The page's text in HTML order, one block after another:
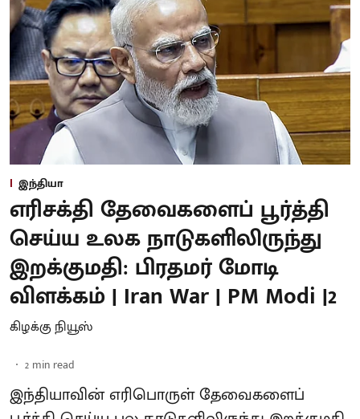
இந்தியா
எரிசக்தி தேவைகளைப் பூர்த்தி
செய்ய உலக நாடுகளிலிருந்து
இறக்குமதி: பிரதமர் மோடி
விளக்கம் | Iran War | PM Modi |2
கிழக்கு நியூஸ்
2 min read
இந்தியாவின் எரிபொருள் தேவைகளைப்